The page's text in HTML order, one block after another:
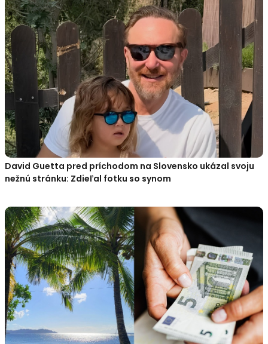
David Guetta pred príchodom na Slovensko ukázal svoju
nežnú stránku: Zdieľal fotku so synom